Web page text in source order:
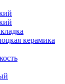
керамика